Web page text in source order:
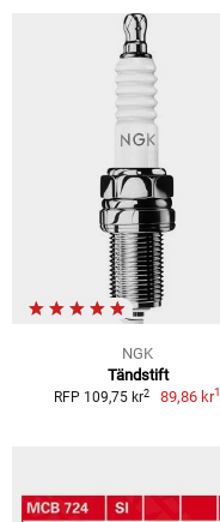
NGK
Tändstift
RFP 109,75 kr2 89,86 kr1